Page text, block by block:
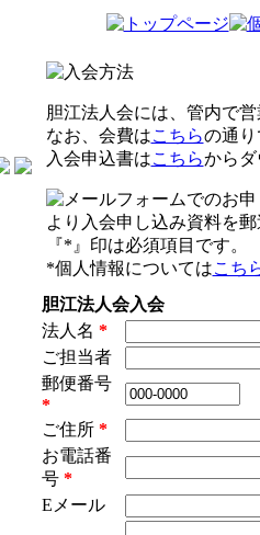
胆江法人会には、管内で
なお、会費はこちらの通
入会申込書はこちらから
より入会申し込み資料を
『* 』印は必須項目です。
*個人情報についてはこち
胆江法人会入会
法人名 *
ご担当者
郵便番号
*
ご住所 *
お電話番
号 *
Eメール